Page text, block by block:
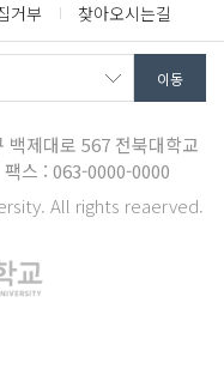
거부 찾아오시는길
백제대로 567 전북대학교
팩스 : 063-0000-0000
All rights reaerved.